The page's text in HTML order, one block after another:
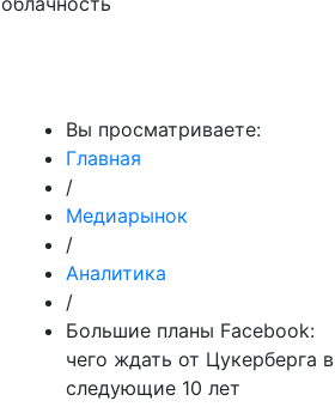
Вы просматриваете:
Главная
/
Медиарынок
/
Аналитика
/
Большие планы Facebook:
чего ждать от Цукерберга в
следующие 10 лет